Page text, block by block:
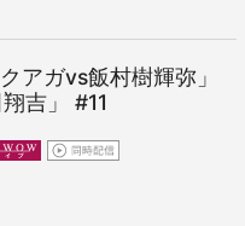
アガvs飯村樹輝弥」
吉」
#11